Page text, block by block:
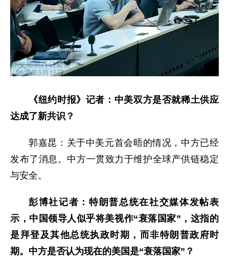
《纽约时报》记者：中美双方是否就稀土供应
达成了新共识？
郭嘉昆：关于中美元首会晤的情况，中方已经
发布了消息。中方一贯致力于维护全球产供链稳定
与安全。
彭博社记者：特朗普总统在社交媒体发帖表
示，中国领导人似乎将美视作“衰落国家”，这指的
是拜登及其他总统执政时期，而非特朗普政府时
期。中方是否认为现在的美国是“衰落国家”？